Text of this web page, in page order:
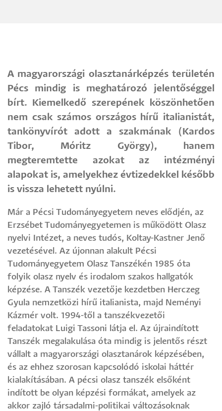
A magyarországi olasztanárképzés területén
Pécs mindig is meghatározó jelentőséggel
bírt. Kiemelkedő szerepének köszönhetően
nem csak számos országos hírű italianistát,
tankönyvírót adott a szakmának (Kardos
Tibor, Móritz György), hanem
megteremtette azokat az intézményi
alapokat is, amelyekhez évtizedekkel később
is vissza lehetett nyúlni.
Már a Pécsi Tudományegyetem neves elődjén, az
Erzsébet Tudományegyetemen is működött Olasz
nyelvi Intézet, a neves tudós, Koltay-Kastner Jenő
vezetésével. Az újonnan alakult Pécsi
Tudományegyetem Olasz Tanszékén 1985 óta
folyik olasz nyelv és irodalom szakos hallgatók
képzése. A Tanszék vezetője kezdetben Herczeg
Gyula nemzetközi hírű italianista, majd Neményi
Kázmér volt. 1994-től a tanszékvezetői
feladatokat Luigi Tassoni látja el. Az újraindított
Tanszék megalakulása óta mindig is jelentős részt
vállalt a magyarországi olasztanárok képzésében,
és az ehhez szorosan kapcsolódó iskolai háttér
kialakításában. A pécsi olasz tanszék elsőként
indított be olyan képzési formákat, amelyek az
akkor zajló társadalmi-politikai változásoknak